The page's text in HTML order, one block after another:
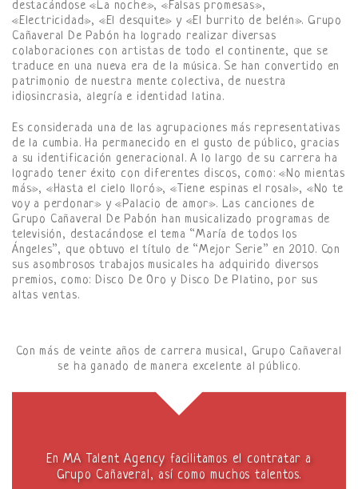
destacándose «La noche», «Falsas promesas»,
«Electricidad», «El desquite» y «El burrito de belén». Grupo
Cañaveral De Pabón ha logrado realizar diversas
colaboraciones con artistas de todo el continente, que se
traduce en una nueva era de la música. Se han convertido en
patrimonio de nuestra mente colectiva, de nuestra
idiosincrasia, alegría e identidad latina.
Es considerada una de las agrupaciones más representativas
de la cumbia. Ha permanecido en el gusto de público, gracias
a su identificación generacional. A lo largo de su carrera ha
logrado tener éxito con diferentes discos, como: «No mientas
más», «Hasta el cielo lloró», «Tiene espinas el rosal», «No te
voy a perdonar» y «Palacio de amor». Las canciones de
Grupo Cañaveral De Pabón han musicalizado programas de
televisión, destacándose el tema “María de todos los
Ángeles”, que obtuvo el título de “Mejor Serie” en 2010. Con
sus asombrosos trabajos musicales ha adquirido diversos
premios, como: Disco De Oro y Disco De Platino, por sus
altas ventas.
Con más de veinte años de carrera musical, Grupo Cañaveral
se ha ganado de manera excelente al público.
En MA Talent Agency facilitamos el contratar a
Grupo Cañaveral, así como muchos talentos.